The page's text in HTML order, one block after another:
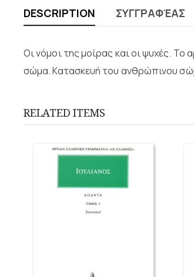
DESCRIPTION ΣΥΓΓΡΑΦΈΑΣ
Οι νόμοι της μοίρας και οι ψυχές.
σώμα. Κατασκευή του ανθρώπινου
RELATED ITEMS